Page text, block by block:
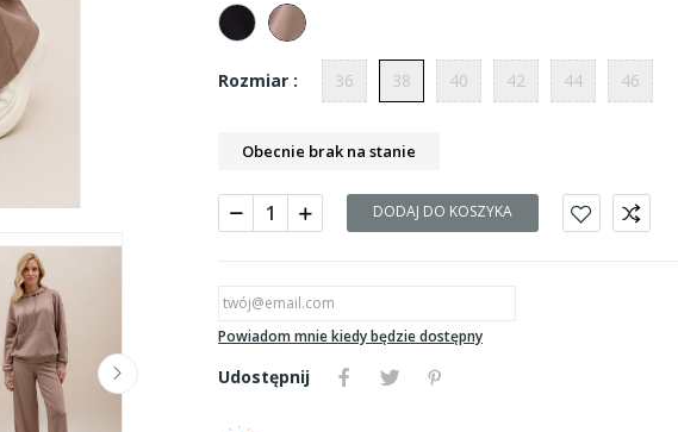
Rozmiar : 36 38 40 42 44 46
Obecnie brak na stanie
DODAJ DO KOSZYKA
Powiadom mnie kiedy będzie dostępny
Udostępnij